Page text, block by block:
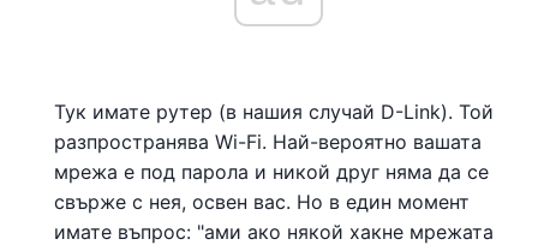
Тук имате рутер (в нашия случай D-Link). Той
разпространява Wi-Fi. Най-вероятно вашата
мрежа е под парола и никой друг няма да се
свърже с нея, освен вас. Но в един момент
имате въпрос: "ами ако някой хакне мрежата